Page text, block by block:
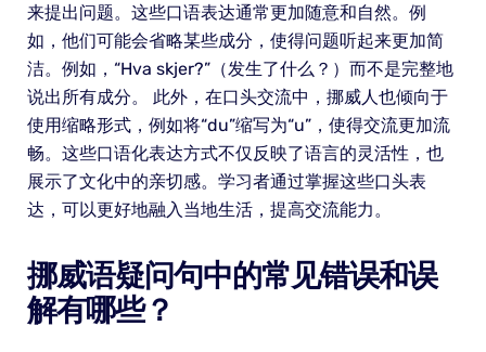
来提出问题。这些口语表达通常更加随意和自然。例
如，他们可能会省略某些成分，使得问题听起来更加简
洁。例如，“Hva skjer?”（发生了什么？）而不是完整地
说出所有成分。 此外，在口头交流中，挪威人也倾向于
使用缩略形式，例如将“du”缩写为“u”，使得交流更加流
畅。这些口语化表达方式不仅反映了语言的灵活性，也
展示了文化中的亲切感。学习者通过掌握这些口头表
达，可以更好地融入当地生活，提高交流能力。
挪威语疑问句中的常见错误和误
解有哪些？